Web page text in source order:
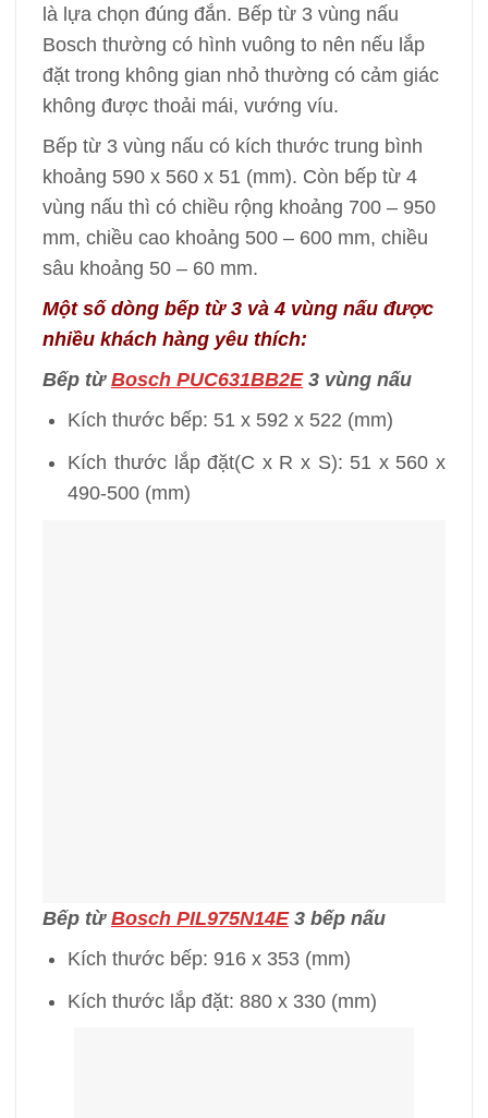
là lựa chọn đúng đắn. Bếp từ 3 vùng nấu
Bosch thường có hình vuông to nên nếu lắp
đặt trong không gian nhỏ thường có cảm giác
không được thoải mái, vướng víu.
Bếp từ 3 vùng nấu có kích thước trung bình
khoảng 590 x 560 x 51 (mm). Còn bếp từ 4
vùng nấu thì có chiều rộng khoảng 700 – 950
mm, chiều cao khoảng 500 – 600 mm, chiều
sâu khoảng 50 – 60 mm.
Một số dòng bếp từ 3 và 4 vùng nấu được
nhiều khách hàng yêu thích:
Bếp từ Bosch PUC631BB2E3 vùng nấu
Kích thước bếp: 51 x 592 x 522 (mm)
Kích thước lắp đặt(C x R x S): 51 x 560 x
490-500 (mm)
Bếp từ Bosch PIL975N14E3 bếp nấu
Kích thước bếp: 916 x 353 (mm)
Kích thước lắp đặt: 880 x 330 (mm)